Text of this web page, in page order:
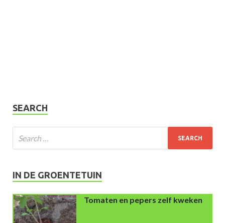
SEARCH
IN DE GROENTETUIN
Tomaten en pepers zelf kweken